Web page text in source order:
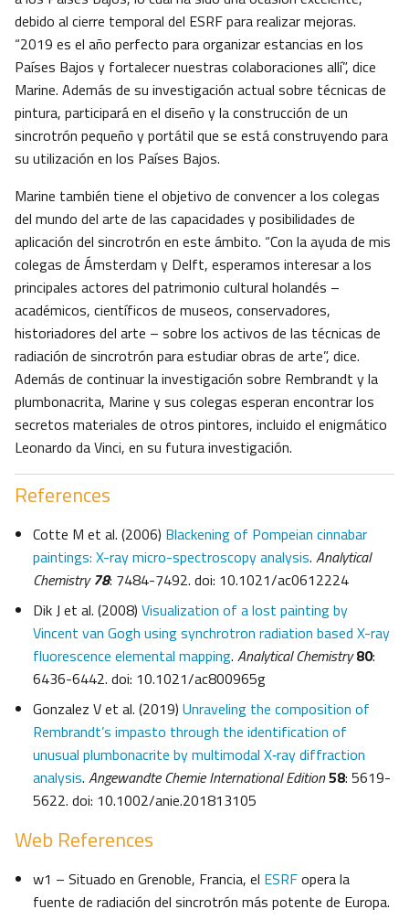
debido al cierre temporal del ESRF para realizar mejoras.
“2019 es el año perfecto para organizar estancias en los
Países Bajos y fortalecer nuestras colaboraciones allí”, dice
Marine. Además de su investigación actual sobre técnicas de
pintura, participará en el diseño y la construcción de un
sincrotrón pequeño y portátil que se está construyendo para
su utilización en los Países Bajos.
Marine también tiene el objetivo de convencer a los colegas
del mundo del arte de las capacidades y posibilidades de
aplicación del sincrotrón en este ámbito. “Con la ayuda de mis
colegas de Ámsterdam y Delft, esperamos interesar a los
principales actores del patrimonio cultural holandés –
académicos, científicos de museos, conservadores,
historiadores del arte – sobre los activos de las técnicas de
radiación de sincrotrón para estudiar obras de arte”, dice.
Además de continuar la investigación sobre Rembrandt y la
plumbonacrita, Marine y sus colegas esperan encontrar los
secretos materiales de otros pintores, incluido el enigmático
Leonardo da Vinci, en su futura investigación.
References
Cotte M et al. (2006) Blackening of Pompeian cinnabar
paintings: X-ray micro-spectroscopy analysis. Analytical
Chemistry 78: 7484-7492. doi: 10.1021/ac0612224
Dik J et al. (2008) Visualization of a lost painting by
Vincent van Gogh using synchrotron radiation based X-ray
fluorescence elemental mapping. Analytical Chemistry 80:
6436-6442. doi: 10.1021/ac800965g
Gonzalez V et al. (2019) Unraveling the composition of
Rembrandt’s impasto through the identification of
unusual plumbonacrite by multimodal X‐ray diffraction
analysis. Angewandte Chemie International Edition58: 5619-
5622. doi: 10.1002/anie.201813105
Web References
w1 – Situado en Grenoble, Francia, el ESRFopera la
fuente de radiación del sincrotrón más potente de Europa.